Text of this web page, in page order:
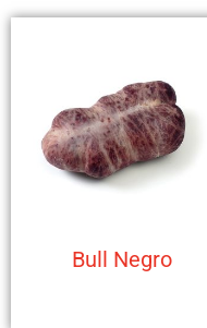
Bull Negro